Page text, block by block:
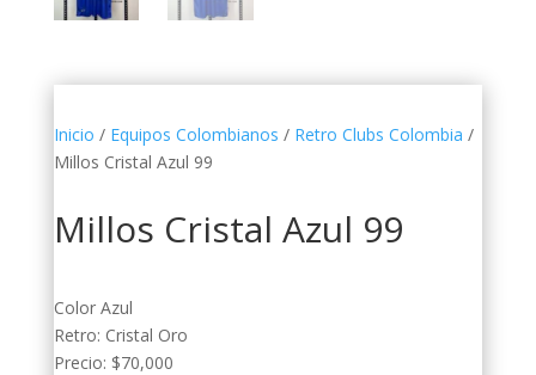
Inicio / Equipos Colombianos / Retro Clubs Colombia /
Millos Cristal Azul 99
Millos Cristal Azul 99
Color Azul
Retro: Cristal Oro
Precio: $70,000